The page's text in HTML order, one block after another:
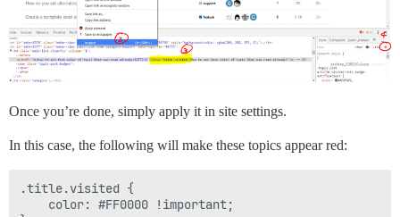
Once you’re done, simply apply it in site settings.
In this case, the following will make these topics appear red:
.title.visited {
    color: #FF0000 !important;